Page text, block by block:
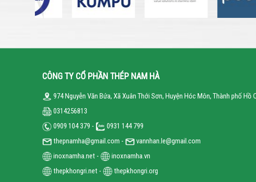
CÔNG TY CỔ PHẦN THÉP NAM HÀ
974 Nguyễn Văn Bứa, Xã Xuân Thới Sơn, Huyện Hóc Môn, Thành phố Hồ
0314256813
0909 104 379 -
0931 144 799
thepnamha@gmail.com -
vannhan.le@gmail.com
inoxnamha.net -
inoxnamha.vn
thepkhongri.net - thepkhongri.org